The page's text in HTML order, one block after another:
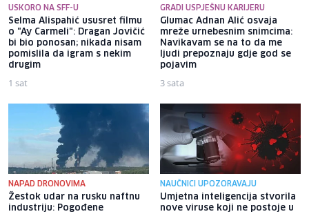
USKORO NA SFF-U
Selma Alispahić ususret filmu
o "Ay Carmeli": Dragan Jovičić
bi bio ponosan; nikada nisam
pomislila da igram s nekim
drugim
1 sat
GRADI USPJEŠNU KARIJERU
Glumac Adnan Alić osvaja
mreže urnebesnim snimcima:
Navikavam se na to da me
ljudi prepoznaju gdje god se
pojavim
3 sata
NAPAD DRONOVIMA
Žestok udar na rusku naftnu
industriju: Pogođene
NAUČNICI UPOZORAVAJU
Umjetna inteligencija stvorila
nove viruse koji ne postoje u